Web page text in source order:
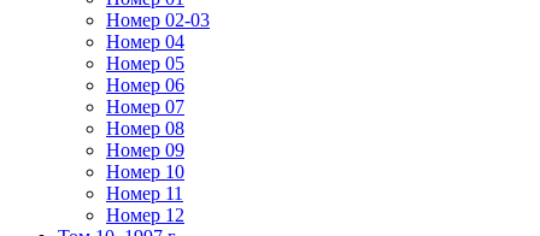
Номер 02-03
Номер 04
Номер 05
Номер 06
Номер 07
Номер 08
Номер 09
Номер 10
Номер 11
Номер 12